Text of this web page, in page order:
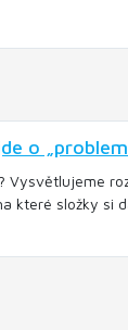
o
Vysvětlujeme
které složky si